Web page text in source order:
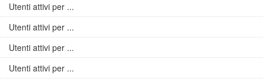
Utenti attivi per ...
Utenti attivi per ...
Utenti attivi per ...
Utenti attivi per ...